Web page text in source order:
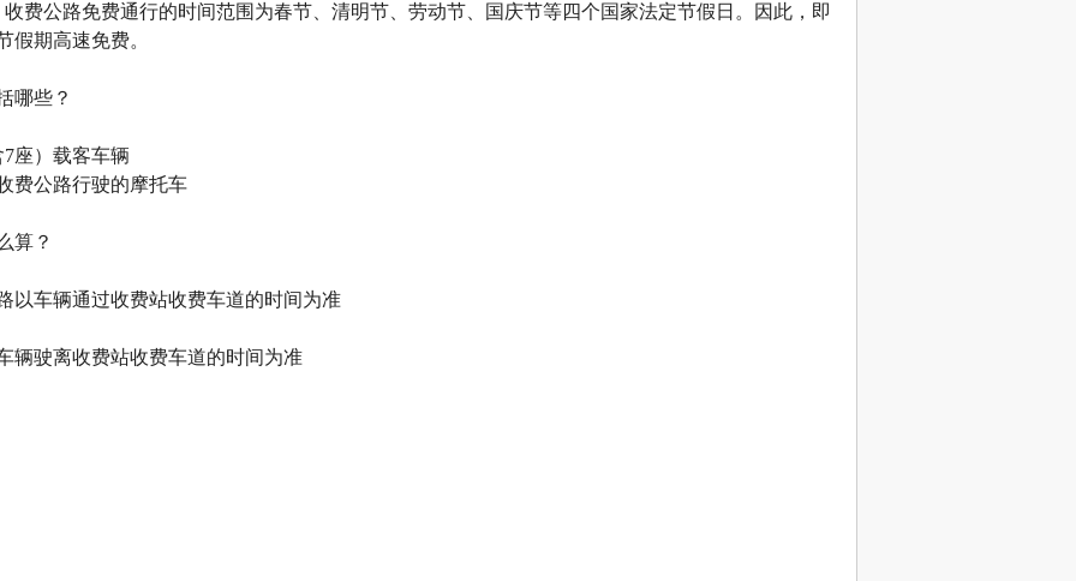
收费公路免费通行的时间范围为春节、清明节、劳动节、国庆节等四个国家法定节假日。因此，即
假期高速免费。
哪些？
座）载客车辆
费公路行驶的摩托车
算？
以车辆通过收费站收费车道的时间为准
辆驶离收费站收费车道的时间为准